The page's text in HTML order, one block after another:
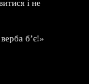
і не
б’є!»